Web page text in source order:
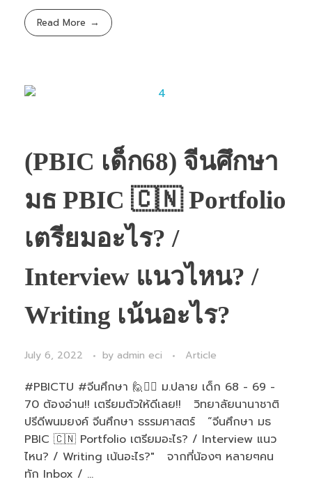
Read More
(PBIC เด็ก68) จีนศึกษา
มธ PBIC 🇨🇳 Portfolio
เตรียมอะไร? /
Interview แนวไหน? /
Writing เน้นอะไร?
July 6, 2022 by admin eci Article
#PBICTU #จีนศึกษา 🙋🙋‍♀️ ม.ปลาย เด็ก 68 - 69 -
70 ต้องอ่าน!! เตรียมตัวให้ดีเลย!! วิทยาลัยนานาชาติ
ปรีดีพนมยงค์ จีนศึกษา ธรรมศาสตร์ “จีนศึกษา มธ
PBIC 🇨🇳 Portfolio เตรียมอะไร? / Interview แนว
ไหน? / Writing เน้นอะไร?" จากที่น้องๆ หลายๆคน
ทัก Inbox / ...